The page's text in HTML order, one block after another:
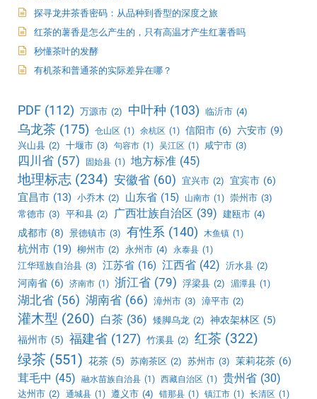
探寻龙井茶香密码：从品种到香型的深度之旅
红茶的薯香是怎么产生的，只有高温才产生红薯香吗
秒懂茶叶的发酵
有机茶和普通茶的实际差异在哪？
PDF (112) 万源市 (2) 中叶种 (103) 临沂市 (4)
乌龙茶 (175) 仓山区 (1) 余杭区 (1) 信阳市 (6) 六安市 (9)
兴山县 (2) 十堰市 (3) 句容市 (1) 吴江区 (1) 咸宁市 (3)
四川省 (57) 固始县 (1) 地方标准 (45)
地理标志 (234) 安徽省 (60) 宜兴市 (2) 宜宾市 (6)
宜昌市 (13) 小乔木 (2) 山东省 (15) 山南市 (1) 崇州市 (3)
常德市 (3) 平和县 (2) 广西壮族自治区 (39) 建瓯市 (4)
成都市 (8) 景德镇市 (3) 有性系 (140) 木鱼镇 (1)
杭州市 (19) 柳州市 (2) 永州市 (4) 永泰县 (1)
江华瑶族自治县 (3) 江苏省 (16) 江西省 (42) 沂水县 (2)
河南省 (6) 济南市 (1) 浙江省 (79) 浮梁县 (2) 湄潭县 (1)
湖北省 (56) 湖南省 (66) 漳州市 (3) 漳平市 (2)
灌木型 (260) 白茶 (36) 矮脚乌龙 (2) 神农架林区 (5)
福州市 (5) 福建省 (127) 竹溪县 (2) 红茶 (322)
绿茶 (551) 花茶 (5) 苏南茶区 (2) 苏州市 (3) 茉莉花茶 (6)
茸毛中 (45) 融水苗族自治县 (1) 西藏自治区 (1) 贵州省 (30)
达州市 (2) 通城县 (1) 遵义市 (4) 错那县 (1) 镇江市 (1) 长清区 (1)